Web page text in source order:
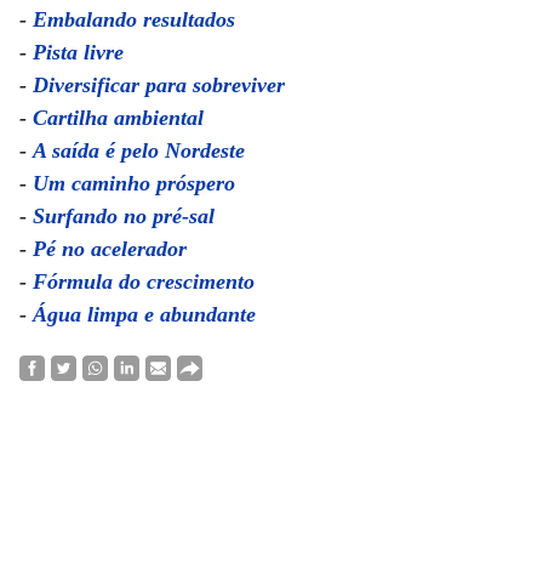
- Embalando resultados
- Pista livre
- Diversificar para sobreviver
- Cartilha ambiental
-A saída é pelo Nordeste
- Um caminho próspero
- Surfando no pré-sal
- Pé no acelerador
- Fórmula do crescimento
-Água limpa e abundante